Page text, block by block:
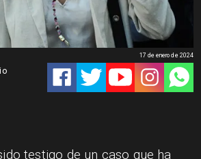
17 de enero de 2024
testigo de un caso que ha